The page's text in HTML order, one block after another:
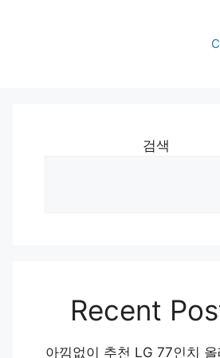
검색
Recent
아낌없이 추천 LG 77인치